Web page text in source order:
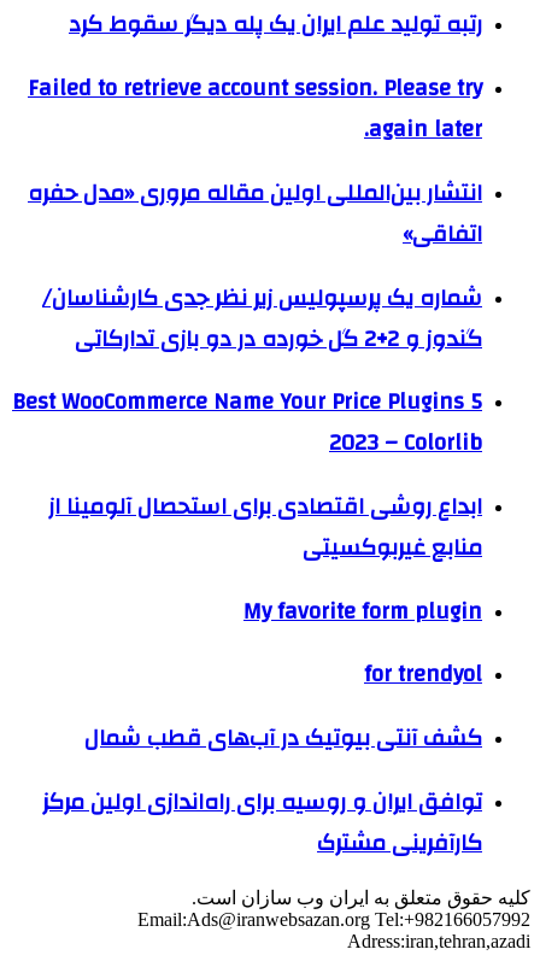
رتبه تولید علم ایران یک پله دیگر سقوط کرد
Failed to retrieve account session. Please try
again later.
انتشار بین‌المللی اولین مقاله مروری «مدل حفره
اتفاقی»
شماره یک پرسپولیس زیر نظر جدی کارشناسان/
گندوز و 2+2 گل خورده در دو بازی تدارکاتی
5 Best WooCommerce Name Your Price Plugins
2023 – Colorlib
ابداع روشی اقتصادی برای استحصال آلومینا از
منابع غیربوکسیتی
My favorite form plugin
for trendyol
کشف آنتی بیوتیک در آب‌های قطب شمال
توافق ایران و روسیه برای راه‌اندازی اولین مرکز
کارآفرینی مشترک
کلیه حقوق متعلق به ایران وب سازان است.
Email:Ads@iranwebsazan.org Tel:+982166057992
Adress:iran,tehran,azadi